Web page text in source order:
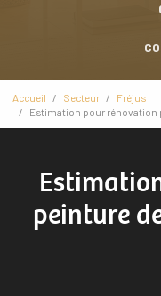
Accueil Secteur
Fréjus
Estimation pour rénovation
peinture